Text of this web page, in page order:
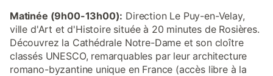
Matinée (9h00-13h00): Direction Le Puy-en-Velay,
ville d'Art et d'Histoire située à 20 minutes de Rosières.
Découvrez la Cathédrale Notre-Dame et son cloître
classés UNESCO, remarquables par leur architecture
romano-byzantine unique en France (accès libre à la